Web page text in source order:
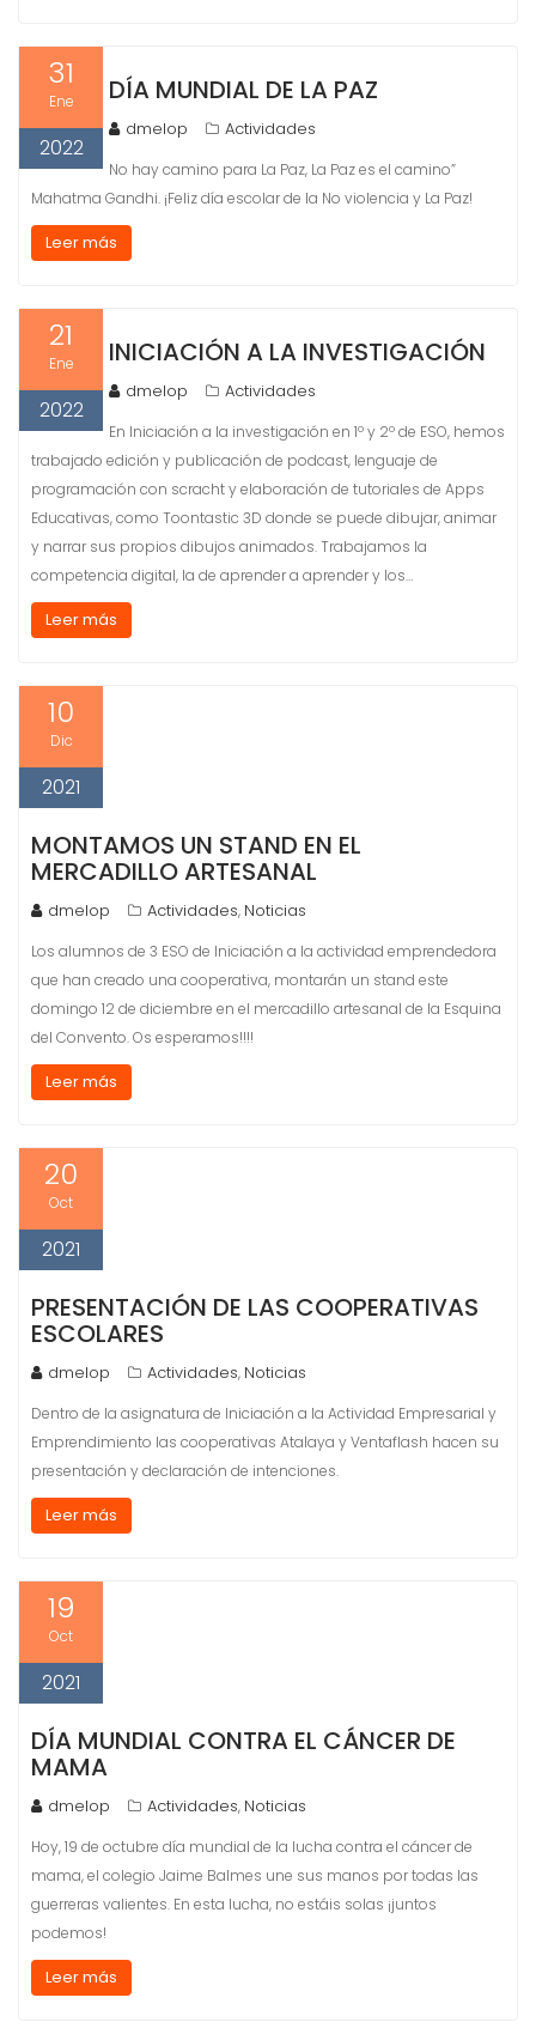
31
Ene
2022
DÍA MUNDIAL DE LA PAZ
dmelop Actividades
No hay camino para La Paz, La Paz es el camino”
Mahatma Gandhi. ¡Feliz día escolar de la No violencia y La Paz!
Leer más
21
Ene
2022
INICIACIÓN A LA INVESTIGACIÓN
dmelop Actividades
En Iniciación a la investigación en 1º y 2º de ESO, hemos
trabajado edición y publicación de podcast, lenguaje de
programación con scracht y elaboración de tutoriales de Apps
Educativas, como Toontastic 3D donde se puede dibujar, animar
y narrar sus propios dibujos animados. Trabajamos la
competencia digital, la de aprender a aprender y los…
Leer más
10
Dic
2021
MONTAMOS UN STAND EN EL
MERCADILLO ARTESANAL
dmelop Actividades, Noticias
Los alumnos de 3 ESO de Iniciación a la actividad emprendedora
que han creado una cooperativa, montarán un stand este
domingo 12 de diciembre en el mercadillo artesanal de la Esquina
del Convento. Os esperamos!!!!
Leer más
20
Oct
2021
PRESENTACIÓN DE LAS COOPERATIVAS
ESCOLARES
dmelop Actividades, Noticias
Dentro de la asignatura de Iniciación a la Actividad Empresarial y
Emprendimiento las cooperativas Atalaya y Ventaflash hacen su
presentación y declaración de intenciones.
Leer más
19
Oct
2021
DÍA MUNDIAL CONTRA EL CÁNCER DE
MAMA
dmelop Actividades, Noticias
Hoy, 19 de octubre día mundial de la lucha contra el cáncer de
mama, el colegio Jaime Balmes une sus manos por todas las
guerreras valientes. En esta lucha, no estáis solas ¡juntos
podemos!
Leer más